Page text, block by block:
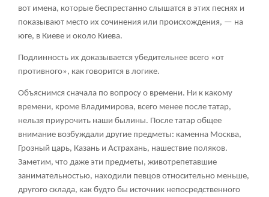
вот имена, которые беспрестанно слышатся в этих песнях и
показывают место их сочинения или происхождения, — на
юге, в Киеве и около Киева.
Подлинность их доказывается убедительнее всего «от
противного», как говорится в логике.
Объяснимся сначала по вопросу о времени. Ни к какому
времени, кроме Владимирова, всего менее после татар,
нельзя приурочить наши былины. После татар общее
внимание возбуждали другие предметы: каменна Москва,
Грозный царь, Казань и Астрахань, нашествие поляков.
Заметим, что даже эти предметы, животрепетавшие
занимательностью, находили певцов относительно меньше,
другого склада, как будто бы источник непосредственного